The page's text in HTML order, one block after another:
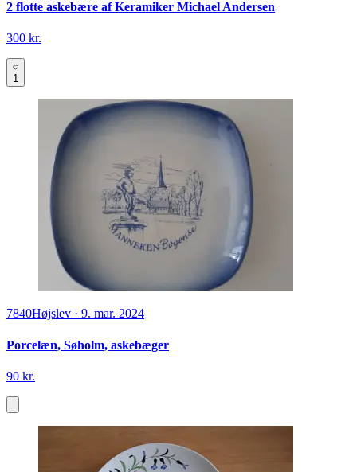
2 flotte askebære af Keramiker Michael Andersen
300 kr.
1
7840Højslev · 9. mar. 2024
Porcelæn, Søholm, askebæger
90 kr.